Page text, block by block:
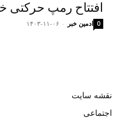
افتتاح رمپ حرکتی
ادمین خبر - ۱۴۰۳-۱۱-۰۶ 0
نقشه سایت
اجتماعی